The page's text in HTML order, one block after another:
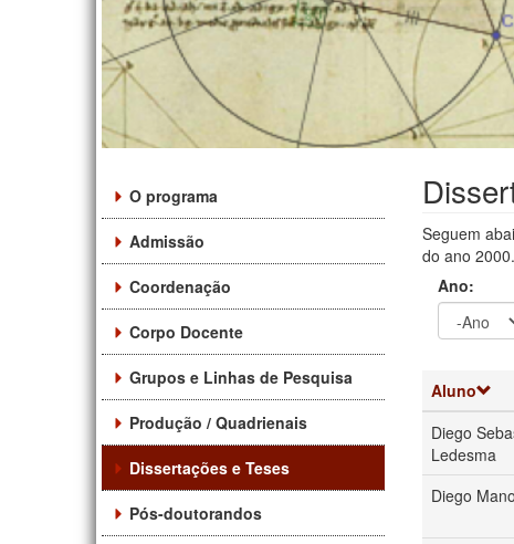
O programa
Admissão
Coordenação
Corpo Docente
Grupos e Linhas de Pesquisa
Produção / Quadrienais
Dissertações e Teses
Pós-doutorandos
Seguem
do ano
Ano:
Aluno
Diego
Ledesma
Diego